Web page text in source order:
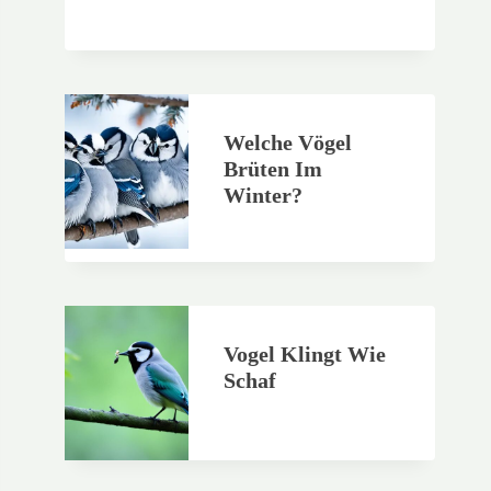
Welche Vögel
Brüten Im
Winter?
Vogel Klingt Wie
Schaf